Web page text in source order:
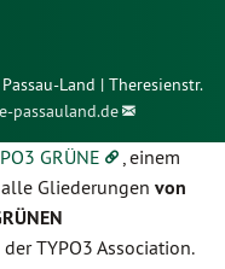
Land | Theresienstr.
passauland.de
GRÜNE , einem
Gliederungen von
TYPO3 Association.